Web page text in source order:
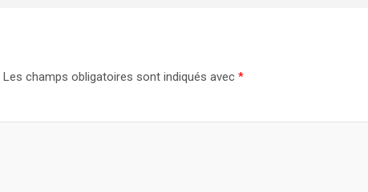
Les champs obligatoires sont indiqués avec *